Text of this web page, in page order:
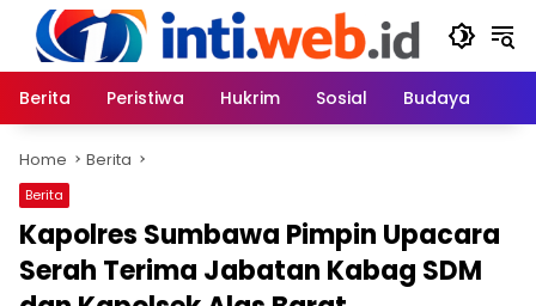
content
Berita
Peristiwa Hukrim Sosial Budaya
Home Berita
Berita
Kapolres Sumbawa Pimpin Upacara
Serah Terima Jabatan Kabag SDM